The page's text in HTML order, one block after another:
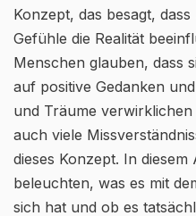
Konzept, das besagt,
Gefühle die Realität
Menschen glauben, dass
auf positive Gedanken
und Träume
auch viele
dieses Konzept. In
beleuchten, was es mit
sich hat und ob es